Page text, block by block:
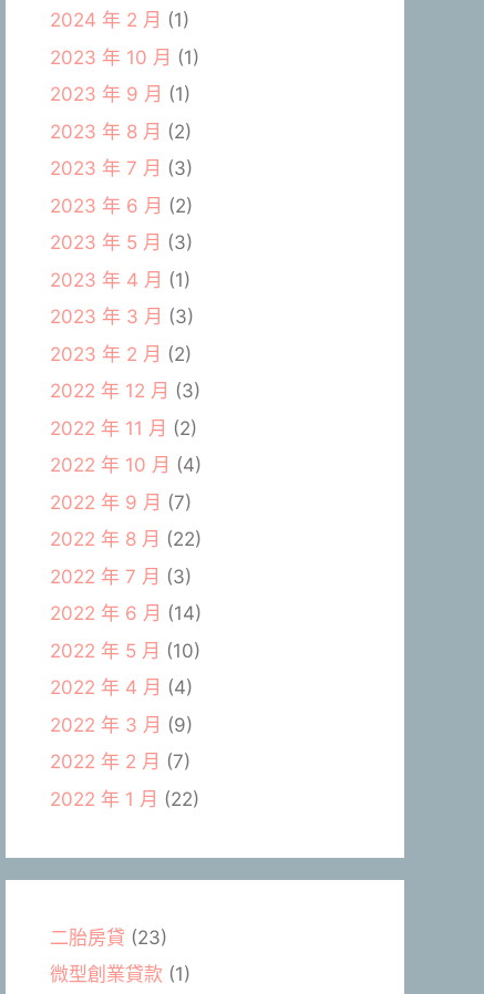
2024 年 2 月 (1)
2023 年 10 月 (1)
2023 年 9 月 (1)
2023 年 8 月 (2)
2023 年 7 月 (3)
2023 年 6 月 (2)
2023 年 5 月 (3)
2023 年 4 月 (1)
2023 年 3 月 (3)
2023 年 2 月 (2)
2022 年 12 月 (3)
2022 年 11 月 (2)
2022 年 10 月 (4)
2022 年 9 月 (7)
2022 年 8 月 (22)
2022 年 7 月 (3)
2022 年 6 月 (14)
2022 年 5 月 (10)
2022 年 4 月 (4)
2022 年 3 月 (9)
2022 年 2 月 (7)
2022 年 1 月 (22)
二胎房貸 (23)
微型創業貸款 (1)